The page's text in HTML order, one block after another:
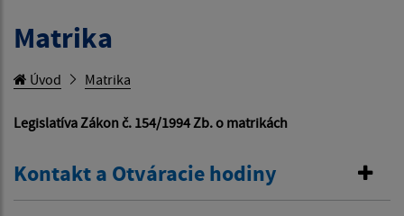
Matrika
Úvod Matrika
Legislatíva Zákon č. 154/1994 Zb. o matrikách
Kontakt a Otváracie hodiny